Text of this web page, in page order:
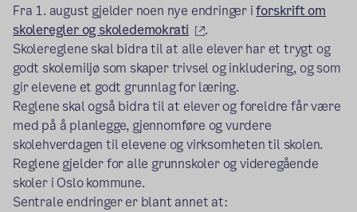
Fra 1. august gjelder noen nye endringer iforskrift om
skoleregler og skoledemokrati
(ekstern lenke)
.
Skolereglene skal bidra til at alle elever har et trygt og
godt skolemiljø som skaper trivsel og inkludering, og som
gir elevene et godt grunnlag for læring.
Reglene skal også bidra til at elever og foreldre får være
med på å planlegge, gjennomføre og vurdere
skolehverdagen til elevene og virksomheten til skolen.
Reglene gjelder for alle grunnskoler og videregående
skoler i Oslo kommune.
Sentrale endringer er blant annet at: